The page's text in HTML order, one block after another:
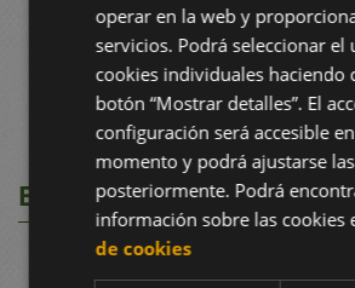
BOLETÍNS E D.O.
operar en la web y
servicios. Podrá seleccionar el
cookies individuales haciendo
botón “Mostrar detalles”. El
configuración será accesible
momento y podrá ajustarse
posteriormente. Podrá
información sobre las cookies
de cookies